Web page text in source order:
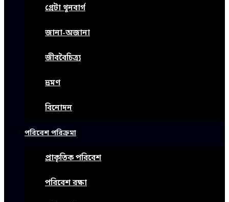
গ্রেটা থুনবার্গ
জানা-অজানা
জীববৈচিত্র্য
ভ্রমণ
বিনোদন
পরিবেশ পরিক্রমা
প্রাকৃতিক পরিবেশ
পরিবেশ রক্ষা